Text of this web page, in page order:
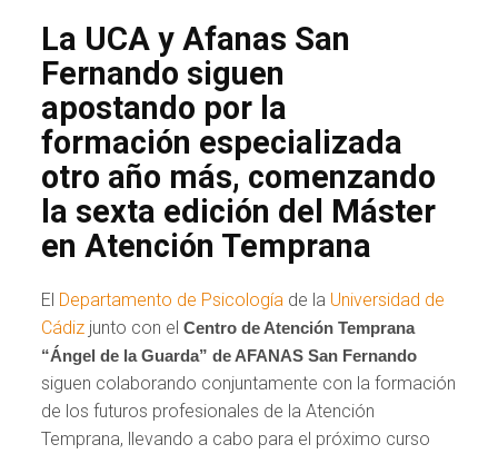
La UCA y Afanas San
Fernando siguen
apostando por la
formación especializada
otro año más, comenzando
la sexta edición del Máster
en Atención Temprana
El Departamento de Psicología de la Universidad de
Cádiz junto con elCentro de Atención Temprana
“Ángel de la Guarda” de AFANAS San Fernando
siguen colaborando conjuntamente con la formación
de los futuros profesionales de la Atención
Temprana, llevando a cabo para el próximo curso